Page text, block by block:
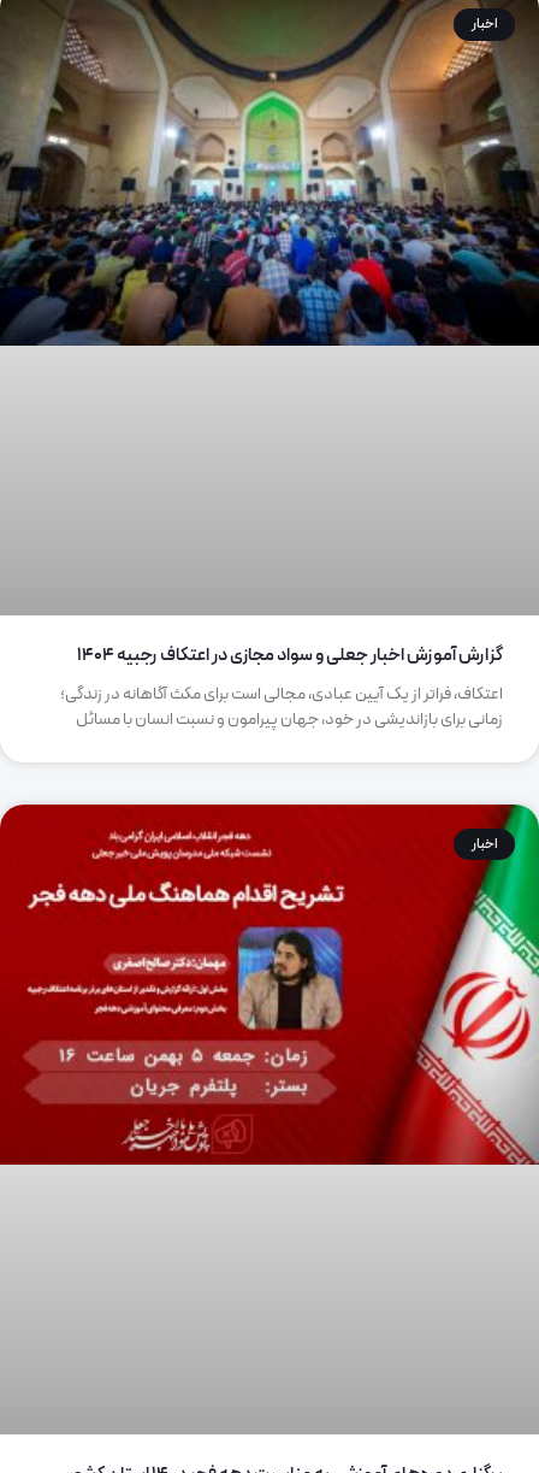
اخبار
گزارش آموزش اخبار جعلی و سواد مجازی در اعتکاف رجبیه 1404
اعتکاف، فراتر از یک آیین عبادی، مجالی است برای مکث آگاهانه در زندگی؛
زمانی برای بازاندیشی در خود، جهان پیرامون و نسبت انسان با مسائل
اخبار